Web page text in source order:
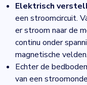
Elektrisch
een stroomcircuit.
er stroom naar de
continu onder
magnetische
Echter de
van een